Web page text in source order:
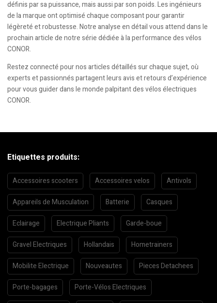
définis par sa puissance, mais aussi par son poids. Les ingénieurs
de la marque ont optimisé chaque composant pour garantir
légèreté et robustesse. Notre analyse en détail vous attend dans le
prochain article de notre série dédiée à la performance des vélos
CONOR.
Restez connecté pour nos articles détaillés sur chaque sujet, où
experts et passionnés partagent leurs avis et retours d’expérience
pour vous guider dans le monde palpitant des vélos électriques
CONOR.
Etiquettes produits:
Accessoires scooters Accessoires velos Antivols
Appareils de Musculation Batterie Casques
Eclairage Electrique Pliants Garde-boue
Gravel Electriques Hollandais Hometrainers
Mobilite Electrique Nouveautes Pieces Detachees
Porte-bagages Porte-Vélos Electriques